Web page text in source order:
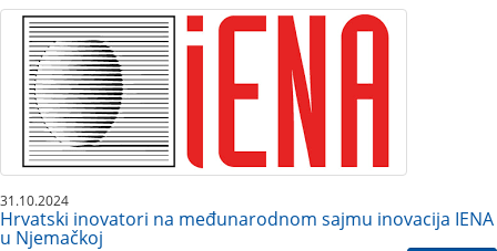
31.10.2024
Hrvatski inovatori na međunarodnom sajmu inovacija IENA
u Njemačkoj